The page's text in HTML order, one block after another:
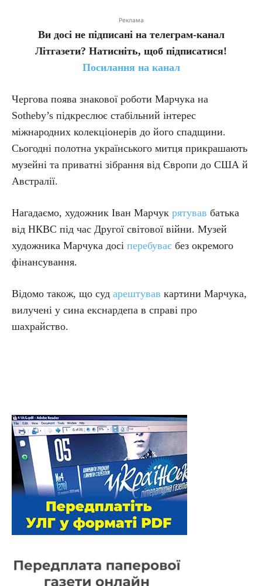
Реклама
Ви досі не підписані на телеграм-канал
Літгазети? Натисніть, щоб підписатися!
Посилання на канал
Чергова поява знакової роботи Марчука на
Sotheby’s підкреслює стабільний інтерес
міжнародних колекціонерів до його спадщини.
Сьогодні полотна українського митця прикрашають
музейні та приватні зібрання від Європи до США й
Австралії.
Нагадаємо, художник Іван Марчук рятував батька
від НКВС під час Другої світової війни. Музей
художника Марчука досі перебуває без окремого
фінансування.
Відомо також, що суд арештував картини Марчука,
вилучені у сина екснардепа в справі про
шахрайство.